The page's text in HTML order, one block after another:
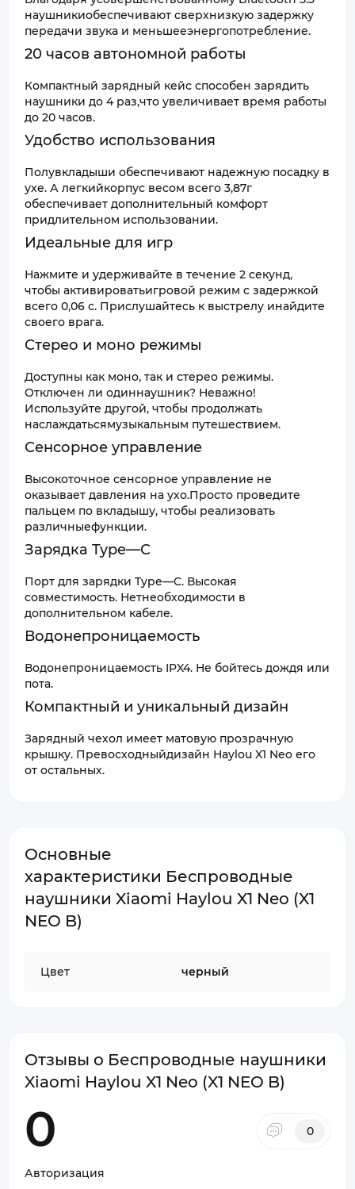
наушникиобеспечивают сверхнизкую задержку
передачи звука и меньшееэнергопотребление.
20 часов автономной работы
Компактный зарядный кейс способен зарядить
наушники до 4 раз,что увеличивает время работы
до 20 часов.
Удобство использования
Полувкладыши обеспечивают надежную посадку в
ухе. А легкийкорпус весом всего 3,87г
обеспечивает дополнительный комфорт
придлительном использовании.
Идеальные для игр
Нажмите и удерживайте в течение 2 секунд,
чтобы активироватьигровой режим с задержкой
всего 0,06 с. Прислушайтесь к выстрелу инайдите
своего врага.
Стерео и моно режимы
Доступны как моно, так и стерео режимы.
Отключен ли одиннаушник? Неважно!
Используйте другой, чтобы продолжать
наслаждатьсямузыкальным путешествием.
Сенсорное управление
Высокоточное сенсорное управление не
оказывает давления на ухо.Просто проведите
пальцем по вкладышу, чтобы реализовать
различныефункции.
Зарядка Type—C
Порт для зарядки Type—C. Высокая
совместимость. Нетнеобходимости в
дополнительном кабеле.
Водонепроницаемость
Водонепроницаемость IPX4. Не бойтесь дождя или
пота.
Компактный и уникальный дизайн
Зарядный чехол имеет матовую прозрачную
крышку. Превосходныйдизайн Haylou X1 Neo его
от остальных.
Основные
характеристики Беспроводные
наушники Xiaomi Haylou X1 Neo (X1
NEO B)
Цвет черный
Отзывы о Беспроводные наушники
Xiaomi Haylou X1 Neo (X1 NEO B)
0 0
Авторизация